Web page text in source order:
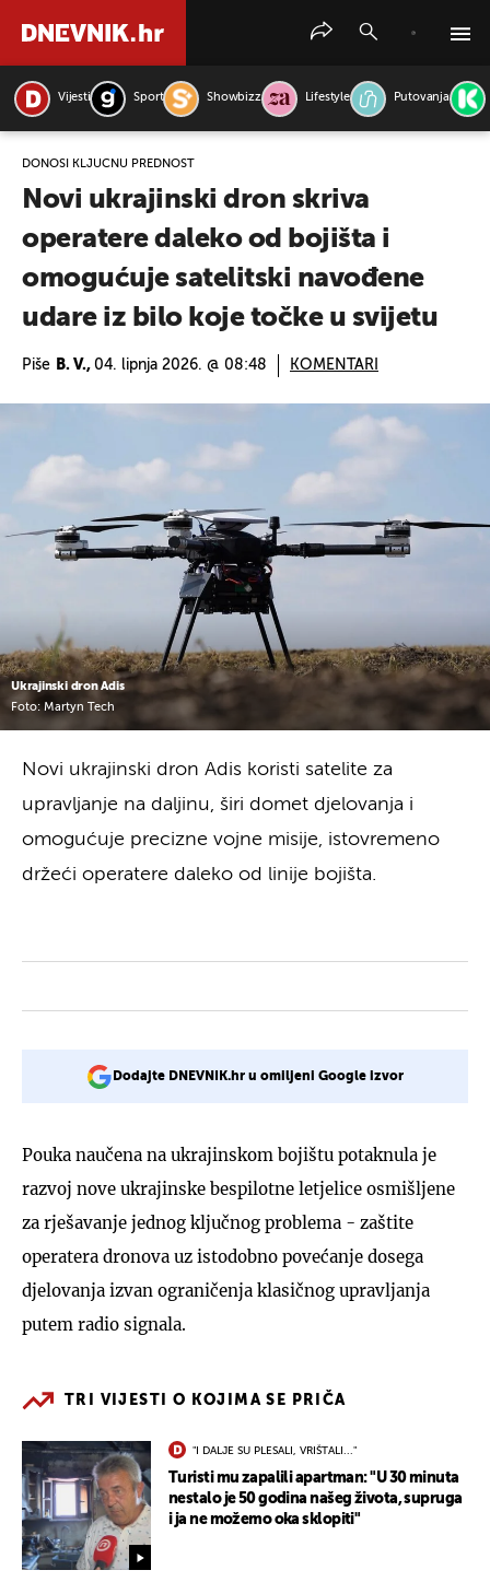
Vijesti Sport Showbizz Lifestyle Putovanja
DONOSI KLJUČNU PREDNOST
Novi ukrajinski dron skriva
operatere daleko od bojišta i
omogućuje satelitski navođene
udare iz bilo koje točke u svijetu
Piše B. V., 04. lipnja 2026. @ 08:48 KOMENTARI
Ukrajinski dron Adis
Foto: Martyn Tech
Novi ukrajinski dron Adis koristi satelite za
upravljanje na daljinu, širi domet djelovanja i
omogućuje precizne vojne misije, istovremeno
držeći operatere daleko od linije bojišta.
Dodajte DNEVNIK.hr u omiljeni Google izvor
Pouka naučena na ukrajinskom bojištu potaknula je
razvoj nove ukrajinske bespilotne letjelice osmišljene
za rješavanje jednog ključnog problema - zaštite
operatera dronova uz istodobno povećanje dosega
djelovanja izvan ograničenja klasičnog upravljanja
putem radio signala.
TRI VIJESTI O KOJIMA SE PRIČA
"I DALJE SU PLESALI, VRIŠTALI..."
Turisti mu zapalili apartman: "U 30 minuta
nestalo je 50 godina našeg života, supruga
i ja ne možemo oka sklopiti"
PRETRAŽITE VIJESTI